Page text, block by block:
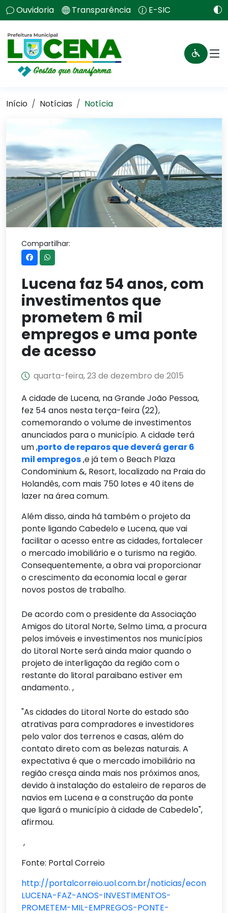
Ouvidoria Transparência E-SIC
Início Notícias Notícia
Compartilhar:
Lucena faz 54 anos, com
investimentos que
prometem 6 mil
empregos e uma ponte
de acesso
quarta-feira, 23 de dezembro de 2015
A cidade de Lucena, na Grande João Pessoa,
fez 54 anos nesta terça-feira (22),
comemorando o volume de investimentos
anunciados para o município. A cidade terá
um ,porto de reparos que deverá gerar 6
mil empregos,e já tem o Beach Plaza
Condominium &, Resort, localizado na Praia do
Holandês, com mais 750 lotes e 40 itens de
lazer na área comum.
Além disso, ainda há também o projeto da
ponte ligando Cabedelo e Lucena, que vai
facilitar o acesso entre as cidades, fortalecer
o mercado imobiliário e o turismo na região.
Consequentemente, a obra vai proporcionar
o crescimento da economia local e gerar
novos postos de trabalho.
De acordo com o presidente da Associação
Amigos do Litoral Norte, Selmo Lima, a procura
pelos imóveis e investimentos nos municípios
do Litoral Norte será ainda maior quando o
projeto de interligação da região com o
restante do litoral paraibano estiver em
andamento. ,
"As cidades do Litoral Norte do estado são
atrativas para compradores e investidores
pelo valor dos terrenos e casas, além do
contato direto com as belezas naturais. A
expectativa é que o mercado imobiliário na
região cresça ainda mais nos próximos anos,
devido à instalação do estaleiro de reparos de
navios em Lucena e a construção da ponte
que ligará o município à cidade de Cabedelo",
afirmou.
,
Fonte: Portal Correio
http://portalcorreio.uol.com.br/noticias/economia/
LUCENA-FAZ-ANOS-INVESTIMENTOS-
PROMETEM-MIL-EMPREGOS-PONTE-